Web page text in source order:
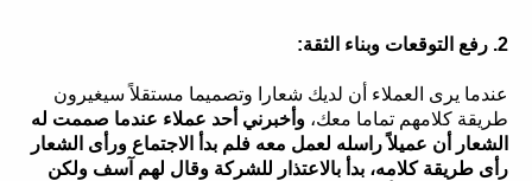
2. رفع التوقعات وبناء الثقة:
عندما يرى العملاء أن لديك شعارا وتصميما مستقلاً سيغيرون
طريقة كلامهم تماما معك، وأخبرني أحد عملاء عندما صممت له
الشعار أن عميلاً راسله لعمل معه فلم بدأ الاجتماع ورأى الشعار
رأى طريقة كلامه، بدأ بالاعتذار للشركة وقال لهم آسف ولكن